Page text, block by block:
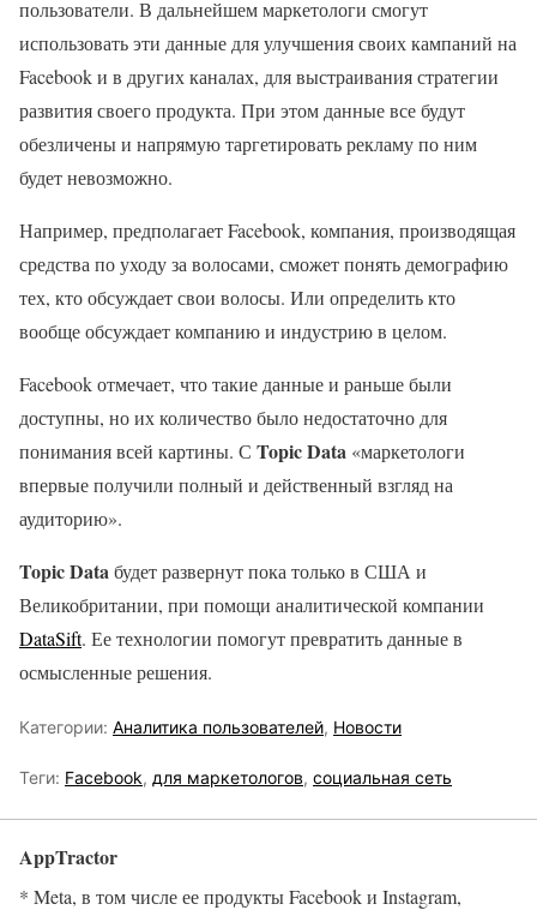
пользователи. В дальнейшем маркетологи смогут
использовать эти данные для улучшения своих кампаний на
Facebook и в других каналах, для выстраивания стратегии
развития своего продукта. При этом данные все будут
обезличены и напрямую таргетировать рекламу по ним
будет невозможно.
Например, предполагает Facebook, компания, производящая
средства по уходу за волосами, сможет понять демографию
тех, кто обсуждает свои волосы. Или определить кто
вообще обсуждает компанию и индустрию в целом.
Facebook отмечает, что такие данные и раньше были
доступны, но их количество было недостаточно для
понимания всей картины. С Topic Data «маркетологи
впервые получили полный и действенный взгляд на
аудиторию».
Topic Dataбудет развернут пока только в США и
Великобритании, при помощи аналитической компании
DataSift. Ее технологии помогут превратить данные в
осмысленные решения.
Категории: Аналитика пользователей, Новости
Теги: Facebook, для маркетологов, социальная сеть
AppTractor
* Meta, в том числе ее продукты Facebook и Instagram,